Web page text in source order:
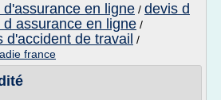
d'assurance en ligne / devis d
d assurance en ligne /
de travail /
france